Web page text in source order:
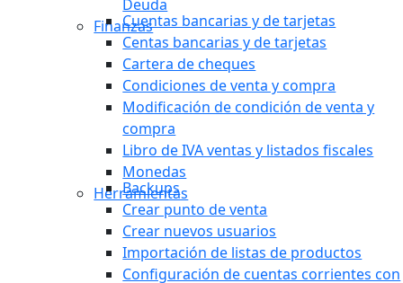
Deuda
FinanzasCuentas bancarias y de tarjetas
Centas bancarias y de tarjetas
Cartera de cheques
Condiciones de venta y compra
Modificación de condición de venta y
compra
Libro de IVA ventas y listados fiscales
Monedas
Herramientas
Backups
Crear punto de venta
Crear nuevos usuarios
Importación de listas de productos
Configuración de cuentas corrientes con